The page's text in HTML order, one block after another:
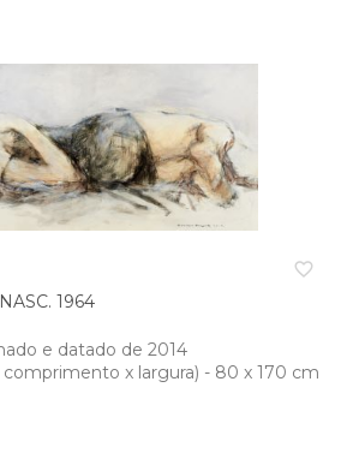
favorite_border
1964
e datado de 2014
x largura) - 80 x 170 cm